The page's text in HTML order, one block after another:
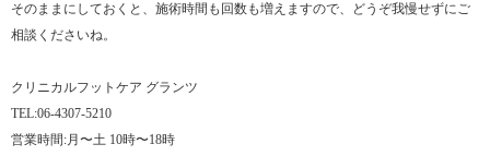
そのままにしておくと、施術時間も回数も増えますので、どうぞ我慢せずにご
相談くださいね。
クリニカルフットケア グランツ
TEL:06-4307-5210
営業時間:月〜土 10時〜18時